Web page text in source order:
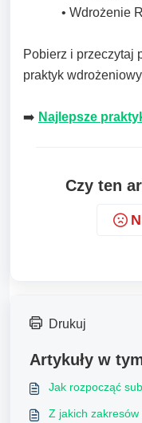
• Wdrożenie
Pobierz i przeczytaj
praktyk
➡️ Najlepsze
Czy ten
Drukuj
Artykuły w
Jak rozpocząć
Z jakich zakresów